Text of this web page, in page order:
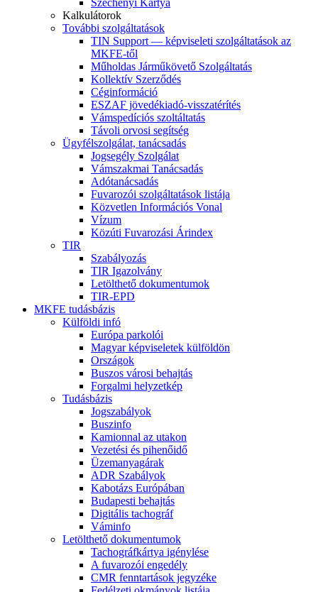
Széchenyi Kártya
Kalkulátorok
További szolgáltatások
TIN Support — képviseleti szolgáltatások az
MKFE-től
Műholdas Járműkövető Szolgáltatás
Kollektív Szerződés
Céginformáció
ESZAF jövedékiadó-visszatérítés
Vámspedíciós szoltáltatás
Távoli orvosi segítség
Ügyfélszolgálat, tanácsadás
Jogsegély Szolgálat
Vámszakmai Tanácsadás
Adótanácsadás
Fuvarozói szolgáltatások listája
Közvetlen Információs Vonal
Vízum
Közúti Fuvarozási Árindex
TIR
Szabályozás
TIR Igazolvány
Letölthető dokumentumok
TIR-EPD
MKFE tudásbázis
Külföldi infó
Európa parkolói
Magyar képviseletek külföldön
Országok
Buszos városi behajtás
Forgalmi helyzetkép
Tudásbázis
Jogszabályok
Buszinfo
Kamionnal az utakon
Vezetési és pihenőidő
Üzemanyagárak
ADR Szabályok
Kabotázs Európában
Budapesti behajtás
Digitális tachográf
Váminfo
Letölthető dokumentumok
Tachográfkártya igénylése
A fuvarozói engedély
CMR fenntartások jegyzéke